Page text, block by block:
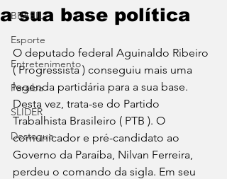
BRASIL
Esporte
Entretenimento
Paraíba
SLIDER
Destaque
a sua base política
O deputado federal Aguinaldo Ribeiro
( Progressista ) conseguiu mais uma
legenda partidária para a sua base.
Desta vez, trata-se do Partido
Trabalhista Brasileiro ( PTB ). O
comunicador e pré-candidato ao
Governo da Paraíba, Nilvan Ferreira,
perdeu o comando da sigla. Em seu